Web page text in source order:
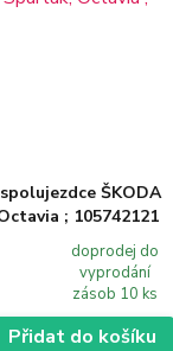
ŠKODA
; 105742121
doprodej do
vyprodání
zásob 10 ks
Přidat do košíku